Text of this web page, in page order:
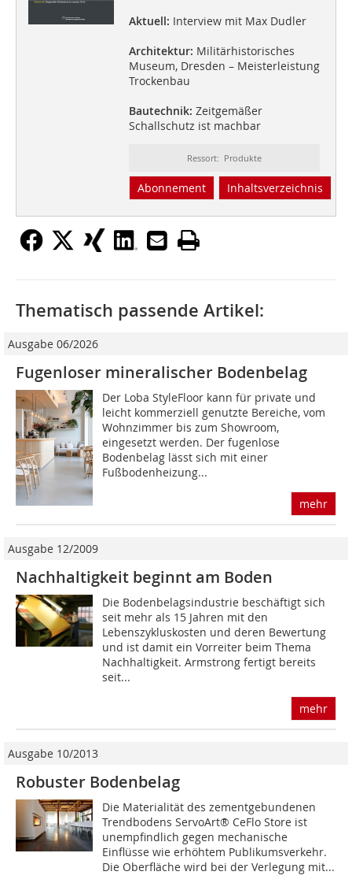
Aktuell: Interview mit Max Dudler
Architektur: Militärhistorisches
Museum, Dresden – Meisterleistung
Trockenbau
Bautechnik: Zeitgemäßer
Schallschutz ist machbar
Ressort: Produkte
Abonnement Inhaltsverzeichnis
Thematisch passende Artikel:
Ausgabe 06/2026
Fugenloser mineralischer Bodenbelag
Der Loba StyleFloor kann für private und
leicht kommerziell genutzte Bereiche, vom
Wohnzimmer bis zum Showroom,
eingesetzt werden. Der fugenlose
Bodenbelag lässt sich mit einer
Fußbodenheizung...
mehr
Ausgabe 12/2009
Nachhaltigkeit beginnt am Boden
Die Bodenbelagsindustrie beschäftigt sich
seit mehr als 15 Jahren mit den
Lebenszykluskosten und deren Bewertung
und ist damit ein Vorreiter beim Thema
Nachhaltigkeit. Armstrong fertigt bereits
seit...
mehr
Ausgabe 10/2013
Robuster Bodenbelag
Die Materialität des zementgebundenen
Trendbodens ServoArt® ­CeFlo Store ist
unempfindlich gegen mechanische
Einflüsse wie ­erhöhtem Publikumsverkehr.
Die Oberfläche wird bei der Verlegung mit...